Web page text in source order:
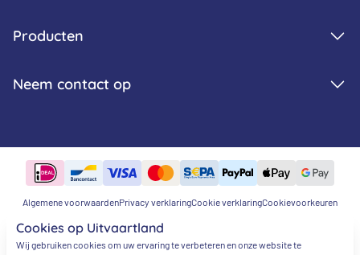
Producten
Neem contact op
Algemene voorwaardenPrivacy verklaringCookie verklaringCookievoorkeuren
© 2026 - Uitvaartland.nl
Beoordeling door klanten9.9 / 10 - 121 reviews
Cookies op Uitvaartland
Wij gebruiken cookies om uw ervaring te verbeteren en onze website te